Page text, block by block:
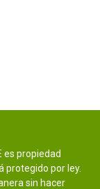
es propiedad
protegido por ley.
sin hacer